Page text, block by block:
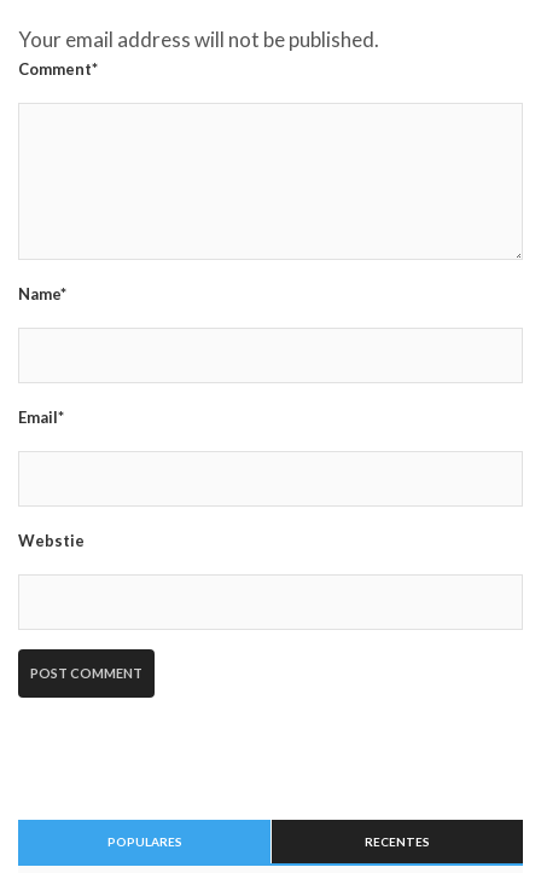
Your email address will not be published.
Comment*
Name*
Email*
Webstie
POPULARES RECENTES